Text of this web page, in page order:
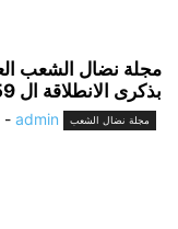
بذكرى الانطلاقة ال 59
مجلة نضال الشعب admin
-